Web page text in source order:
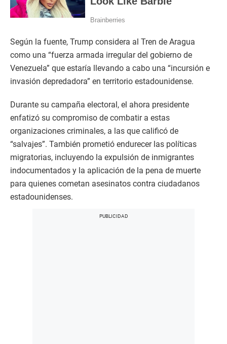
Según la fuente, Trump considera al Tren de Aragua
como una “fuerza armada irregular del gobierno de
Venezuela” que estaría llevando a cabo una “incursión e
invasión depredadora” en territorio estadounidense.
Durante su campaña electoral, el ahora presidente
enfatizó su compromiso de combatir a estas
organizaciones criminales, a las que calificó de
“salvajes”. También prometió endurecer las políticas
migratorias, incluyendo la expulsión de inmigrantes
indocumentados y la aplicación de la pena de muerte
para quienes cometan asesinatos contra ciudadanos
estadounidenses.